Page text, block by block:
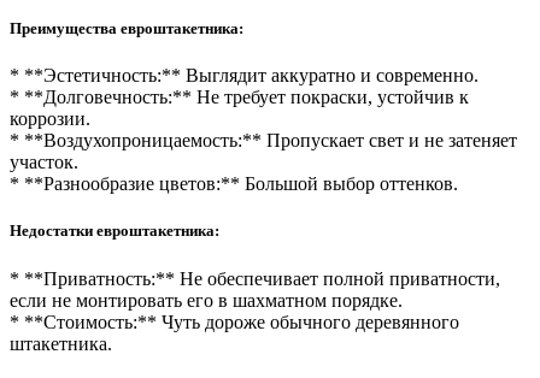
Преимущества евроштакетника:
* **Эстетичность:** Выглядит аккуратно и современно.
* **Долговечность:** Не требует покраски, устойчив к
коррозии.
* **Воздухопроницаемость:** Пропускает свет и не затеняет
участок.
* **Разнообразие цветов:** Большой выбор оттенков.
Недостатки евроштакетника:
* **Приватность:** Не обеспечивает полной приватности,
если не монтировать его в шахматном порядке.
* **Стоимость:** Чуть дороже обычного деревянного
штакетника.